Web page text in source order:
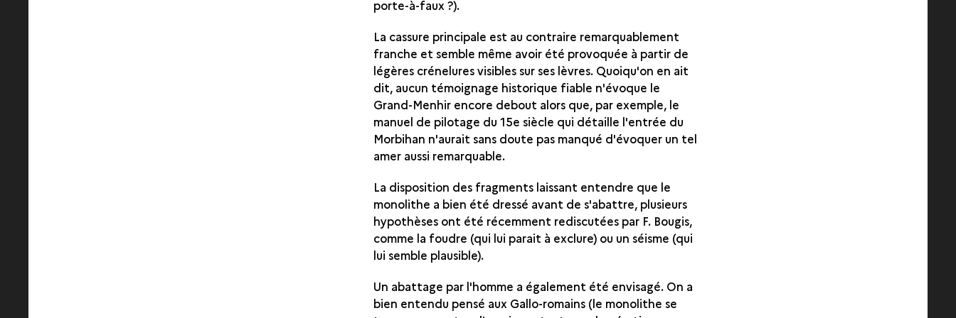
porte-à-faux ?).
La cassure principale est au contraire remarquablement
franche et semble même avoir été provoquée à partir de
légères crénelures visibles sur ses lèvres. Quoiqu'on en ait
dit, aucun témoignage historique fiable n'évoque le
Grand-Menhir encore debout alors que, par exemple, le
manuel de pilotage du 15e siècle qui détaille l'entrée du
Morbihan n'aurait sans doute pas manqué d'évoquer un tel
amer aussi remarquable.
La disposition des fragments laissant entendre que le
monolithe a bien été dressé avant de s'abattre, plusieurs
hypothèses ont été récemment rediscutées par F. Bougis,
comme la foudre (qui lui parait à exclure) ou un séisme (qui
lui semble plausible).
Un abattage par l'homme a également été envisagé. On a
bien entendu pensé aux Gallo-romains (le monolithe se